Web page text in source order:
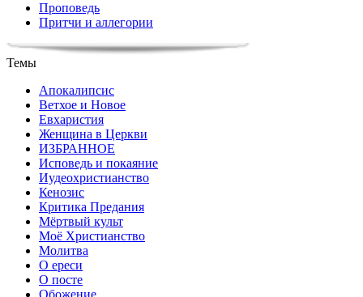
Проповедь
Притчи и аллегории
Темы
Апокалипсис
Ветхое и Новое
Евхаристия
Женщина в Церкви
ИЗБРАННОЕ
Исповедь и покаяние
Иудеохристианство
Кенозис
Критика Предания
Мёртвый культ
Моё Христианство
Молитва
О ереси
О посте
Обожение